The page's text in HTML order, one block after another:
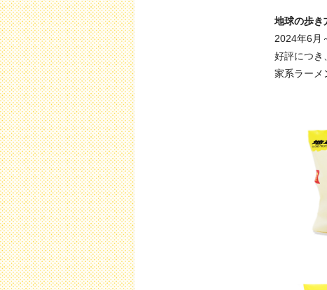
地球の歩き
2024年6月
好評につき
家系ラーメ